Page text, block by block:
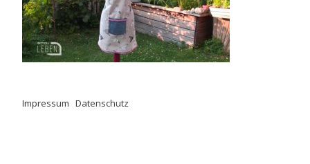
Impressum Datenschutz